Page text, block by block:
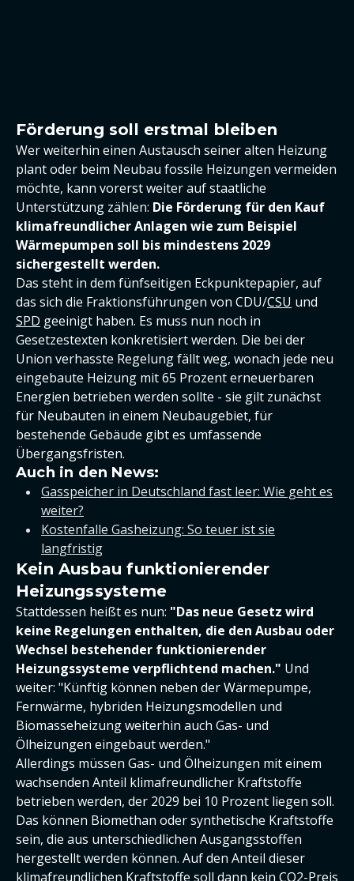
Förderung soll erstmal bleiben
Wer weiterhin einen Austausch seiner alten Heizung
plant oder beim Neubau fossile Heizungen vermeiden
möchte, kann vorerst weiter auf staatliche
Unterstützung zählen: Die Förderung für den Kauf
klimafreundlicher Anlagen wie zum Beispiel
Wärmepumpen soll bis mindestens 2029
sichergestellt werden.
Das steht in dem fünfseitigen Eckpunktepapier, auf
das sich die Fraktionsführungen von CDU/CSU und
SPD geeinigt haben. Es muss nun noch in
Gesetzestexten konkretisiert werden. Die bei der
Union verhasste Regelung fällt weg, wonach jede neu
eingebaute Heizung mit 65 Prozent erneuerbaren
Energien betrieben werden sollte - sie gilt zunächst
für Neubauten in einem Neubaugebiet, für
bestehende Gebäude gibt es umfassende
Übergangsfristen.
Auch in den News:
Gasspeicher in Deutschland fast leer: Wie geht es
weiter?
Kostenfalle Gasheizung: So teuer ist sie
langfristig
Kein Ausbau funktionierender
Heizungssysteme
Stattdessen heißt es nun: "Das neue Gesetz wird
keine Regelungen enthalten, die den Ausbau oder
Wechsel bestehender funktionierender
Heizungssysteme verpflichtend machen." Und
weiter: "Künftig können neben der Wärmepumpe,
Fernwärme, hybriden Heizungsmodellen und
Biomasseheizung weiterhin auch Gas- und
Ölheizungen eingebaut werden."
Allerdings müssen Gas- und Ölheizungen mit einem
wachsenden Anteil klimafreundlicher Kraftstoffe
betrieben werden, der 2029 bei 10 Prozent liegen soll.
Das können Biomethan oder synthetische Kraftstoffe
sein, die aus unterschiedlichen Ausgangsstoffen
hergestellt werden können. Auf den Anteil dieser
klimafreundlichen Kraftstoffe soll dann kein CO2-Preis